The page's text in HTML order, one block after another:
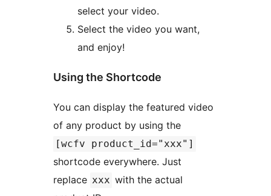
select your video.
Select the video you want,
and enjoy!
Using the Shortcode
You can display the featured video
of any product by using the
[wcfv product_id="xxx"]
shortcode everywhere. Just
replace xxx with the actual